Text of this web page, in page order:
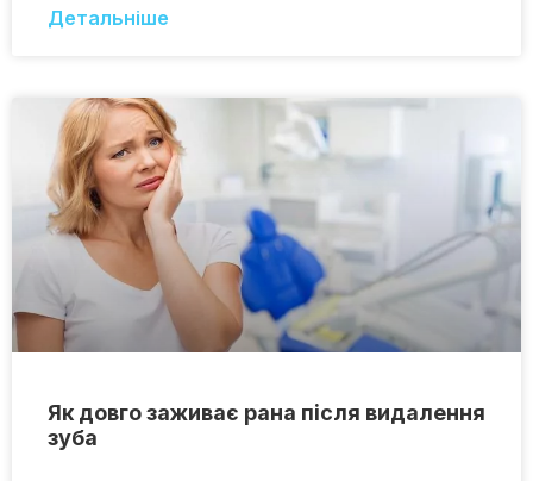
Детальніше
Як довго заживає рана після видалення
зуба